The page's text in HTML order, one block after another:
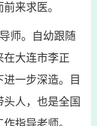
来求医。
师。自幼跟随
在大连市李正
一步深造。目
人，也是全国
指导老师。